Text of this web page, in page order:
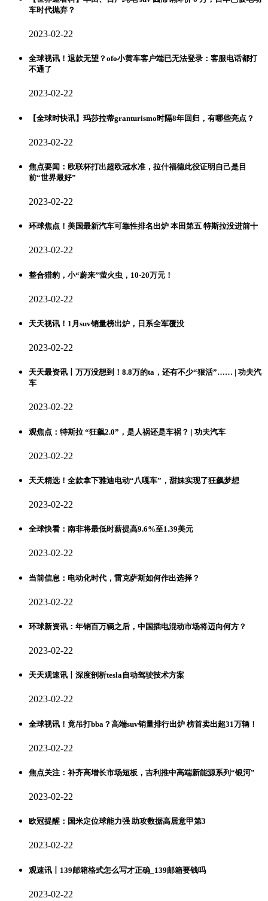
车时代抛弃？
2023-02-22
全球视讯！退款无望？ofo小黄车客户端已无法登录：客服电话都打
不通了
2023-02-22
【全球时快讯】玛莎拉蒂granturismo时隔8年回归，有哪些亮点？
2023-02-22
焦点要闻：欧联杯打出超欧冠水准，拉什福德此役证明自己是目
前“世界最好”
2023-02-22
环球焦点！美国最新汽车可靠性排名出炉 本田第五 特斯拉没进前十
2023-02-22
整合猎豹，小“蔚来”萤火虫，10-20万元！
2023-02-22
天天视讯！1月suv销量榜出炉，日系全军覆没
2023-02-22
天天最资讯丨万万没想到！8.8万的ta，还有不少“狠活”…… | 功夫汽
车
2023-02-22
观焦点：特斯拉 “狂飙2.0”，是人祸还是车祸？ | 功夫汽车
2023-02-22
天天精选！全款拿下雅迪电动“八嘎车”，甜妹实现了狂飙梦想
2023-02-22
全球快看：南非将最低时薪提高9.6%至1.39美元
2023-02-22
当前信息：电动化时代，雷克萨斯如何作出选择？
2023-02-22
环球新资讯：年销百万辆之后，中国插电混动市场将迈向何方？
2023-02-22
天天观速讯丨深度剖析tesla自动驾驶技术方案
2023-02-22
全球视讯！竟吊打bba？高端suv销量排行出炉 榜首卖出超31万辆！
2023-02-22
焦点关注：补齐高增长市场短板，吉利推中高端新能源系列“银河”
2023-02-22
欧冠提醒：国米定位球能力强 助攻数据高居意甲第3
2023-02-22
观速讯丨139邮箱格式怎么写才正确_139邮箱要钱吗
2023-02-22